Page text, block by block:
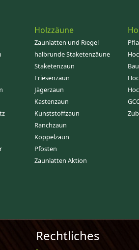
Holzzäune
Zaunlatten und Riegel
halbrunde Staketenzäune
Staketenzaun
Friesenzaun
Jägerzaun
Kastenzaun
Kunststoffzaun
Ranchzaun
Koppelzaun
Pfosten
Zaunlatten Aktion
Rechtliches